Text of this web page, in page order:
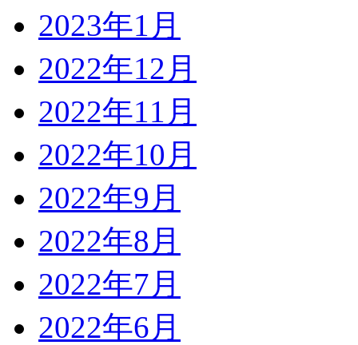
2023年1月
2022年12月
2022年11月
2022年10月
2022年9月
2022年8月
2022年7月
2022年6月